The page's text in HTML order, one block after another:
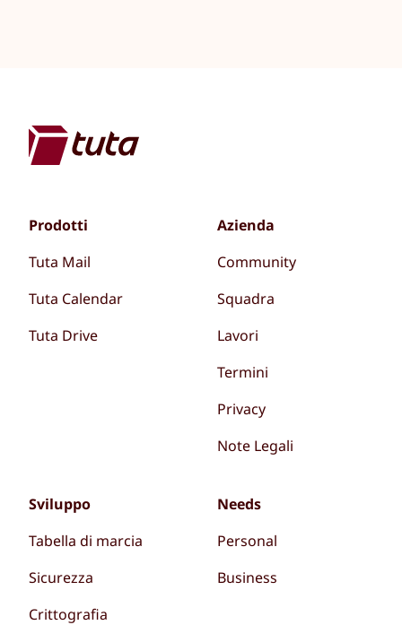
Prodotti
Tuta Mail
Tuta Calendar
Tuta Drive
Azienda
Community
Squadra
Lavori
Termini
Privacy
Note Legali
Sviluppo
Tabella di marcia
Sicurezza
Crittografia
Needs
Personal
Business